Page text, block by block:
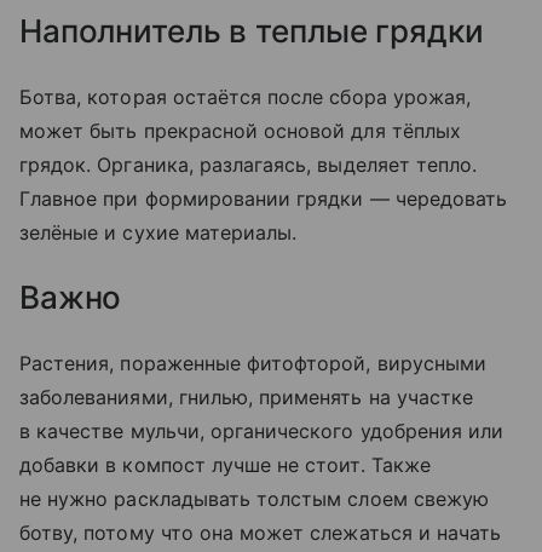
Наполнитель в теплые грядки
Ботва, которая остаётся после сбора урожая,
может быть прекрасной основой для тёплых
грядок. Органика, разлагаясь, выделяет тепло.
Главное при формировании грядки — чередовать
зелёные и сухие материалы.
Важно
Растения, пораженные фитофторой, вирусными
заболеваниями, гнилью, применять на участке
в качестве мульчи, органического удобрения или
добавки в компост лучше не стоит. Также
не нужно раскладывать толстым слоем свежую
ботву, потому что она может слежаться и начать